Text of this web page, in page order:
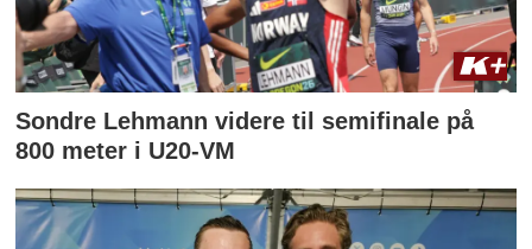
Sondre Lehmann videre til semifinale på
800 meter i U20-VM